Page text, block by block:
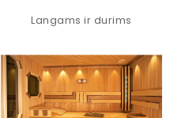
Langams ir durims